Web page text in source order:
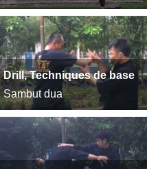
Drill, Techniques de base
Sambut dua